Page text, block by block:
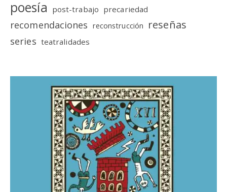
poesía post-trabajo precariedad
recomendaciones reconstrucción reseñas
series teatralidades